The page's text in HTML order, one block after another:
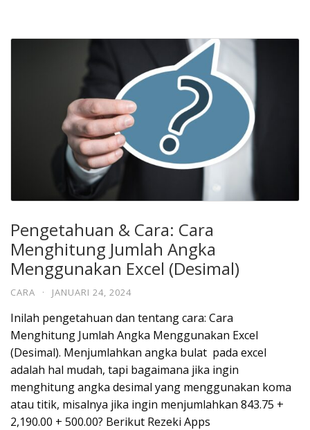
Pengetahuan & Cara: Cara
Menghitung Jumlah Angka
Menggunakan Excel (Desimal)
CARA · JANUARI 24, 2024
Inilah pengetahuan dan tentang cara: Cara
Menghitung Jumlah Angka Menggunakan Excel
(Desimal). Menjumlahkan angka bulat pada excel
adalah hal mudah, tapi bagaimana jika ingin
menghitung angka desimal yang menggunakan koma
atau titik, misalnya jika ingin menjumlahkan 843.75 +
2,190.00 + 500.00? Berikut Rezeki Apps